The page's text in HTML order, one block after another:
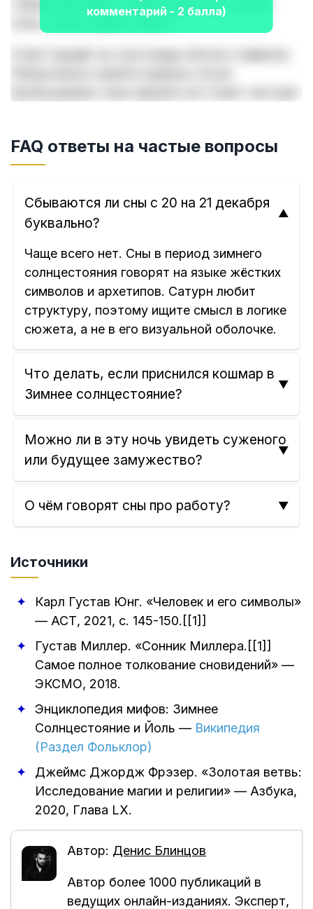
Хранитель врат, покажи мне суть, скрой
комментарий - 2 балла)
FAQ ответы на частые вопросы
Сбываются ли сны с 20 на 21 декабря
буквально?
Чаще всего нет. Сны в период зимнего
солнцестояния говорят на языке жёстких
символов и архетипов. Сатурн любит
структуру, поэтому ищите смысл в логике
сюжета, а не в его визуальной оболочке.
Что делать, если приснился кошмар в
Зимнее солнцестояние?
Можно ли в эту ночь увидеть суженого
или будущее замужество?
О чём говорят сны про работу?
Источники
Карл Густав Юнг. «Человек и его символы»
— АСТ, 2021, с. 145-150.[[1]]
Густав Миллер. «Сонник Миллера.[[1]]
Самое полное толкование сновидений» —
ЭКСМО, 2018.
Энциклопедия мифов: Зимнее
Солнцестояние и Йоль — Википедия
(Раздел Фольклор)
Джеймс Джордж Фрэзер. «Золотая ветвь:
Исследование магии и религии» — Азбука,
2020, Глава LX.
Автор: Денис Блинцов
Автор более 1000 публикаций в
ведущих онлайн-изданиях. Эксперт,